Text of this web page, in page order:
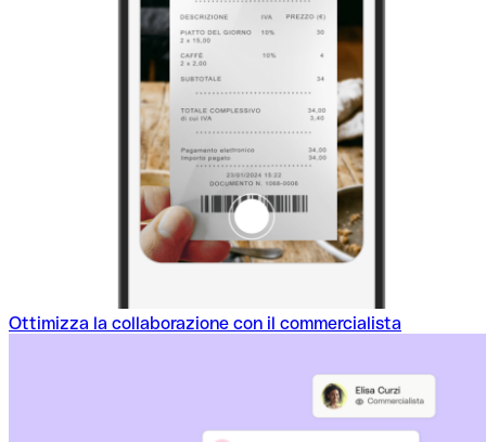
Ottimizza la collaborazione con il commercialista